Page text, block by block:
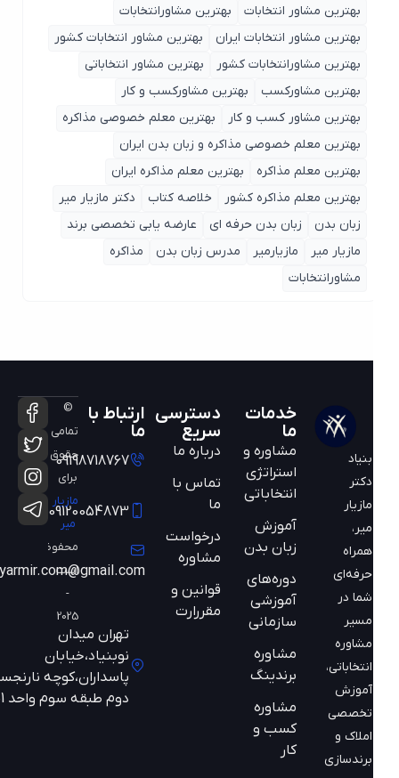
بهترین مشاور انتخابات
بهترین مشاورانتخابات
بهترین مشاور انتخابات ایران
بهترین مشاور انتخابات کشور
بهترین مشاورانتخابات کشور
بهترین مشاور انتخاباتی
بهترین مشاورکسب
بهترین مشاورکسب و کار
بهترین مشاور کسب و کار
بهترین معلم خصوصی مذاکره
بهترین معلم خصوصی مذاکره و زبان بدن ایران
بهترین معلم مذاکره
بهترین معلم مذاکره ایران
بهترین معلم مذاکره کشور
خلاصه کتاب
دکتر مازیار میر
زبان بدن
زبان بدن حرفه ای
عارضه یابی تخصصی برند
مازیار میر
مازیارمیر مدرس زبان بدن
مذاکره
مشاورانتخابات
مازیار
همراه
حرفه‌ای
شما در
مسیر
مشاوره
انتخاباتی،
آموزش
تخصصی
املاک و
برندسازی
خدمات
مشاوره و
استراتژی
انتخاباتی
آموزش
زبان بدن
دوره‌های
آموزشی
سازمانی
مشاوره
برندینگ
مشاوره
کسب و
دسترسی
سریع
درباره ما
تماس با
ما
درخواست
مشاوره
قوانین و
مقررارت
ارتباط با
09198718767
09120054873
mazyarmir.com@gmail.com
تهران میدان
نوبنیاد،خیابان
پاسداران،کوچه نارنجستان
دوم طبقه سوم واحد 301
©
تمامی
حقوق
محفوظ
است